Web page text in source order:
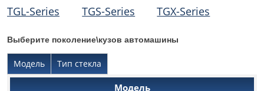
TGL-Series
TGS-Series TGX-Series
Выберите поколение\кузов автомашины
Модель Тип стекла